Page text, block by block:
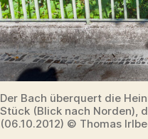
Der Bach überquert die
Stück (Blick nach Norden),
(06.10.2012) © Thomas